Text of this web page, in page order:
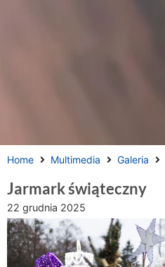
Home Multimedia Galeria
Jarmark świąteczny
22 grudnia 2025